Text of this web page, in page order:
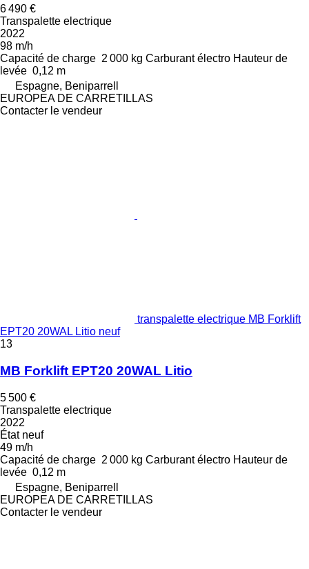
6 490 €
Transpalette electrique
2022
98 m/h
Capacité de charge 2 000 kg Carburant électro Hauteur de
levée 0,12 m
Espagne, Beniparrell
EUROPEA DE CARRETILLAS
Contacter le vendeur
transpalette electrique MB Forklift
EPT20 20WAL Litio neuf
13
MB Forklift EPT20 20WAL Litio
5 500 €
Transpalette electrique
2022
Étatneuf
49 m/h
Capacité de charge 2 000 kg Carburant électro Hauteur de
levée 0,12 m
Espagne, Beniparrell
EUROPEA DE CARRETILLAS
Contacter le vendeur